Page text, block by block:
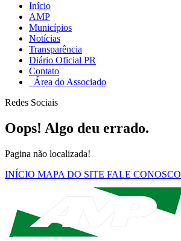
Início
AMP
Municípios
Notícias
Transparência
Diário Oficial PR
Contato
Área do Associado
Redes Sociais
Oops! Algo deu errado.
Pagina não localizada!
INÍCIO MAPA DO SITE FALE CONOSCO